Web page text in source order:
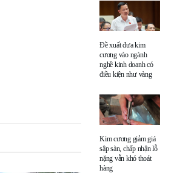
Đề xuất đưa kim
cương vào ngành
nghề kinh doanh có
điều kiện như vàng
Kim cương giảm giá
sập sàn, chấp nhận lỗ
nặng vẫn khó thoát
hàng